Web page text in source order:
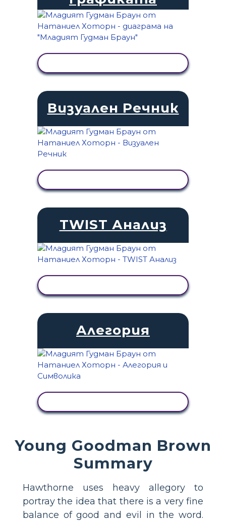
Визуален Речник
TWIST Анализ
Алегория
Young Goodman Brown
Summary
Hawthorne uses heavy allegory to
portray the idea that there is a very fine
balance of good and evil in the word.